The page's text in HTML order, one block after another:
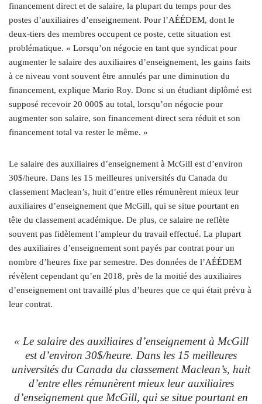
financement direct et de salaire, la plupart du temps pour des
postes d’auxiliaires d’enseignement. Pour l’AÉÉDEM, dont le
deux-tiers des membres occupent ce poste, cette situation est
problématique. « Lorsqu’on négocie en tant que syndicat pour
augmenter le salaire des auxiliaires d’enseignement, les gains faits
à ce niveau vont souvent être annulés par une diminution du
financement, explique Mario Roy. Donc si un étudiant diplômé est
supposé recevoir 20 000$ au total, lorsqu’on négocie pour
augmenter son salaire, son financement direct sera réduit et son
financement total va rester le même. »
Le salaire des auxiliaires d’enseignement à McGill est d’environ
30$/heure. Dans les 15 meilleures universités du Canada du
classement Maclean’s, huit d’entre elles rémunèrent mieux leur
auxiliaires d’enseignement que McGill, qui se situe pourtant en
tête du classement académique. De plus, ce salaire ne reflète
souvent pas fidèlement l’ampleur du travail effectué. La plupart
des auxiliaires d’enseignement sont payés par contrat pour un
nombre d’heures fixe par semestre. Des données de l’AÉÉDEM
révèlent cependant qu’en 2018, près de la moitié des auxiliaires
d’enseignement ont travaillé plus d’heures que ce qui était prévu à
leur contrat.
« Le salaire des auxiliaires d’enseignement à McGill
est d’environ 30$/heure. Dans les 15 meilleures
universités du Canada du classement Maclean’s, huit
d’entre elles rémunèrent mieux leur auxiliaires
d’enseignement que McGill, qui se situe pourtant en